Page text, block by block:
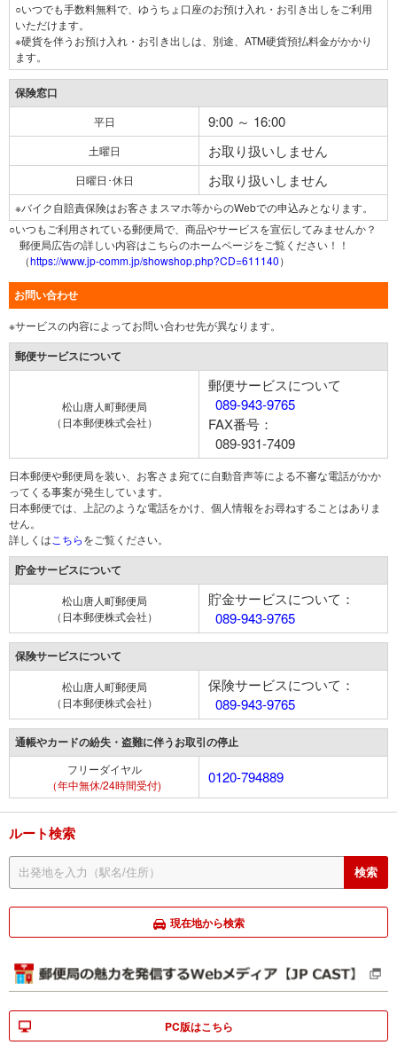
○いつでも手数料無料で、ゆうちょ口座のお預け入れ・お引き出しをご利用
いただけます。
※硬貨を伴うお預け入れ・お引き出しは、別途、ATM硬貨預払料金がかかり
ます。
保険窓口
平日 9:00 ～ 16:00
土曜日 お取り扱いしません
日曜日･休日 お取り扱いしません
※バイク自賠責保険はお客さまスマホ等からのWebでの申込みとなります。
○いつもご利用されている郵便局で、商品やサービスを宣伝してみませんか？
郵便局広告の詳しい内容はこちらのホームページをご覧ください！！
（https://www.jp-comm.jp/showshop.php?CD=611140）
お問い合わせ
※サービスの内容によってお問い合わせ先が異なります。
郵便サービスについて
松山唐人町郵便局
（日本郵便株式会社）
郵便サービスについて
089-943-9765
FAX番号：
089-931-7409
日本郵便や郵便局を装い、お客さま宛てに自動音声等による不審な電話がかか
ってくる事案が発生しています。
日本郵便では、上記のような電話をかけ、個人情報をお尋ねすることはありま
せん。
詳しくは こちらをご覧ください。
貯金サービスについて
松山唐人町郵便局
（日本郵便株式会社）
貯金サービスについて：
089-943-9765
保険サービスについて
松山唐人町郵便局
（日本郵便株式会社）
保険サービスについて：
089-943-9765
通帳やカードの紛失・盗難に伴うお取引の停止
フリーダイヤル
（年中無休/24時間受付)
0120-794889
ルート検索
現在地から検索
PC版はこちら